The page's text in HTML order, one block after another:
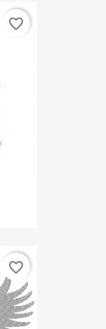
favorite_border
favorite_border